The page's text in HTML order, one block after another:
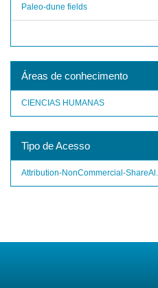
Paleo-dune fields
Áreas de conhecimento
CIENCIAS HUMANAS
Tipo de Acesso
Attribution-NonCommercial-ShareAl...